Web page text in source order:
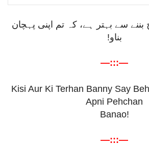
سے بہتر ہے، کہ تم اپنی پہچان
بناو!
—:::—
Kisi Aur Ki Terhan Banny Say
Apni Pehchan
Banao!
—:::—